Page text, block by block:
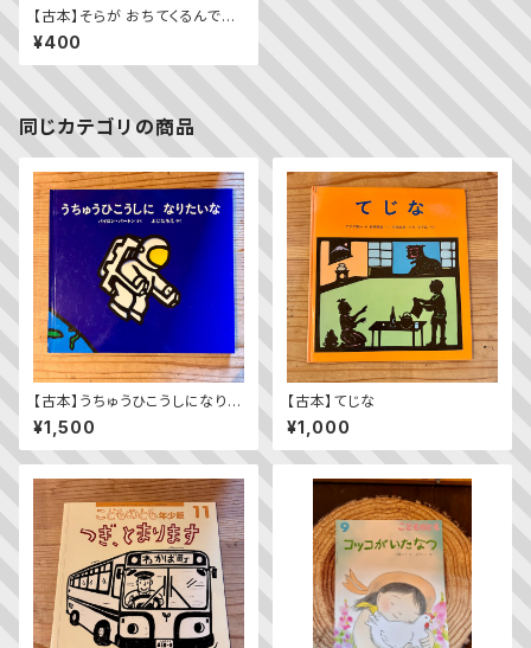
【古本】そらが おちてくるんです
スリランカの昔話より（こどもの
とも年中向き 2015年6月号）
¥400
同じカテゴリの商品
【古本】うちゅうひこうしになりた
いな
¥1,500
【古本】てじな
¥1,000